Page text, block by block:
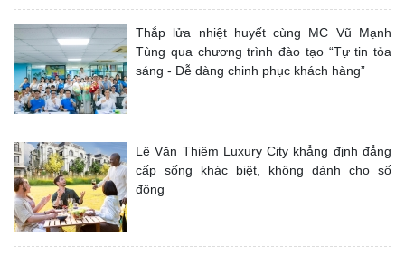
Thắp lửa nhiệt huyết cùng MC Vũ Mạnh
Tùng qua chương trình đào tạo “Tự tin tỏa
sáng - Dễ dàng chinh phục khách hàng”
Lê Văn Thiêm Luxury City khẳng định đẳng
cấp sống khác biệt, không dành cho số
đông